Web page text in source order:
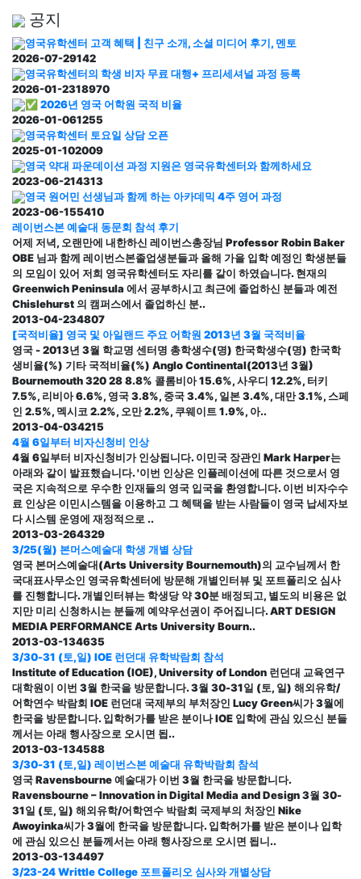
공지
영국유학센터 고객 혜택 | 친구 소개, 소셜 미디어 후기, 멘토
2026-07-29142
영국유학센터의 학생 비자 무료 대행+ 프리세셔널 과정 등록
2026-01-2318970
✅ 2026년 영국 어학원 국적 비율
2026-01-061255
영국유학센터 토요일 상담 오픈
2025-01-102009
영국 약대 파운데이션 과정 지원은 영국유학센터와 함께하세요
2023-06-214313
영국 원어민 선생님과 함께 하는 아카데믹 4주 영어 과정
2023-06-155410
레이번스본 예술대 동문회 참석 후기
어제 저녁, 오랜만에 내한하신 레이번스총장님 Professor Robin Baker
OBE 님과 함께 레이번스본졸업생분들과 올해 가을 입학 예정인 학생분들
의 모임이 있어 저희 영국유학센터도 자리를 같이 하였습니다. 현재의
Greenwich Peninsula 에서 공부하시고 최근에 졸업하신 분들과 예전
Chislehurst 의 캠퍼스에서 졸업하신 분..
2013-04-234807
[국적비율] 영국 및 아일랜드 주요 어학원 2013년 3월 국적비율
영국 - 2013년 3월 학교명 센터명 총학생수(명) 한국학생수(명) 한국학
생비율(%) 기타 국적비율(%) Anglo Continental(2013년 3월)
Bournemouth 320 28 8.8% 콜롬비아 15.6%, 사우디 12.2%, 터키
7.5%, 리비아 6.6%, 영국 3.8%, 중국 3.4%, 일본 3.4%, 대만 3.1%, 스페
인 2.5%, 멕시코 2.2%, 오만 2.2%, 쿠웨이트 1.9%, 아..
2013-04-034215
4월 6일부터 비자신청비 인상
4월 6일부터 비자신청비가 인상됩니다. 이민국 장관인 Mark Harper는
아래와 같이 발표했습니다. '이번 인상은 인플레이션에 따른 것으로서 영
국은 지속적으로 우수한 인재들의 영국 입국을 환영합니다. 이번 비자수수
료 인상은 이민시스템을 이용하고 그 혜택을 받는 사람들이 영국 납세자보
다 시스템 운영에 재정적으로 ..
2013-03-264329
3/25(월) 본머스예술대 학생 개별 상담
영국 본머스예술대(Arts University Bournemouth)의 교수님께서 한
국대표사무소인 영국유학센터에 방문해 개별인터뷰 및 포트폴리오 심사
를 진행합니다. 개별인터뷰는 학생당 약 30분 배정되고, 별도의 비용은 없
지만 미리 신청하시는 분들께 예약우선권이 주어집니다. ART DESIGN
MEDIA PERFORMANCE Arts University Bourn..
2013-03-134635
3/30-31 (토,일) IOE 런던대 유학박람회 참석
Institute of Education (IOE), University of London 런던대 교육연구
대학원이 이번 3월 한국을 방문합니다. 3월 30-31일 (토, 일) 해외유학/
어학연수 박람회 IOE 런던대 국제부의 부처장인 Lucy Green씨가 3월에
한국을 방문합니다. 입학허가를 받은 분이나 IOE 입학에 관심 있으신 분들
께서는 아래 행사장으로 오시면 됩..
2013-03-134588
3/30-31 (토,일) 레이번스본 예술대 유학박람회 참석
영국 Ravensbourne 예술대가 이번 3월 한국을 방문합니다.
Ravensbourne – Innovation in Digital Media and Design 3월 30-
31일 (토, 일) 해외유학/어학연수 박람회 국제부의 처장인 Nike
Awoyinka씨가 3월에 한국을 방문합니다. 입학허가를 받은 분이나 입학
에 관심 있으신 분들께서는 아래 행사장으로 오시면 됩니..
2013-03-134497
3/23-24 Writtle College 포트폴리오 심사와 개별상담